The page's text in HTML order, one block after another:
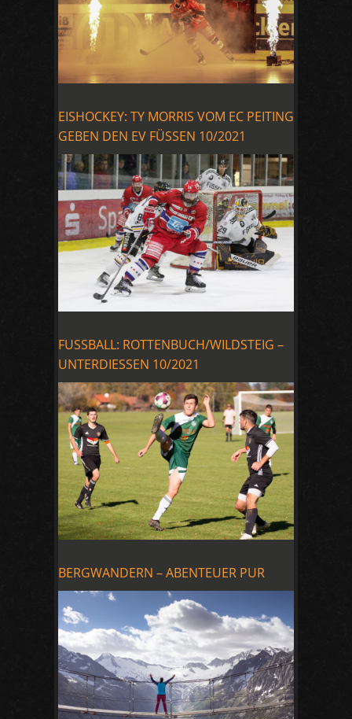
EISHOCKEY: TY MORRIS VOM EC PEITING
GEBEN DEN EV FÜSSEN 10/2021
FUSSBALL: ROTTENBUCH/WILDSTEIG –
UNTERDIESSEN 10/2021
BERGWANDERN – ABENTEUER PUR